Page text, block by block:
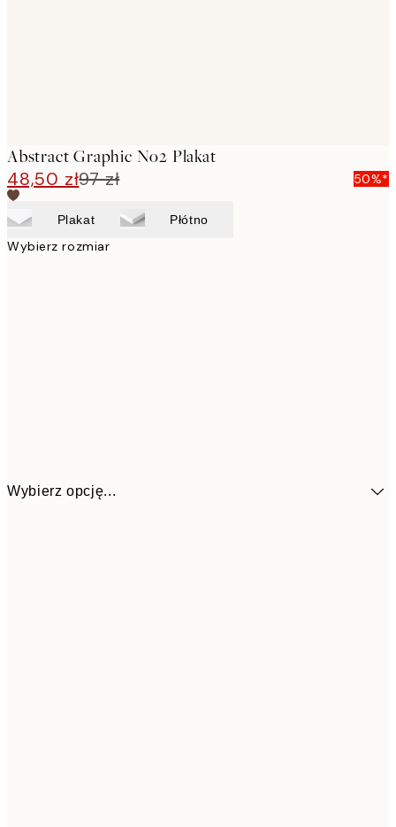
Abstract Graphic No2 Plakat
48,50 zł97 zł 50%*
Plakat Płótno
Wybierz rozmiar
Wybierz opcję...